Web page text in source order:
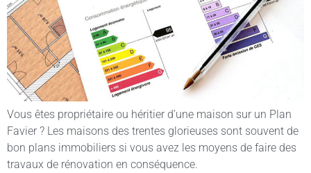
Vous êtes propriétaire ou héritier d’une maison sur un Plan
Favier ? Les maisons des trentes glorieuses sont souvent de
bon plans immobiliers si vous avez les moyens de faire des
travaux de rénovation en conséquence.